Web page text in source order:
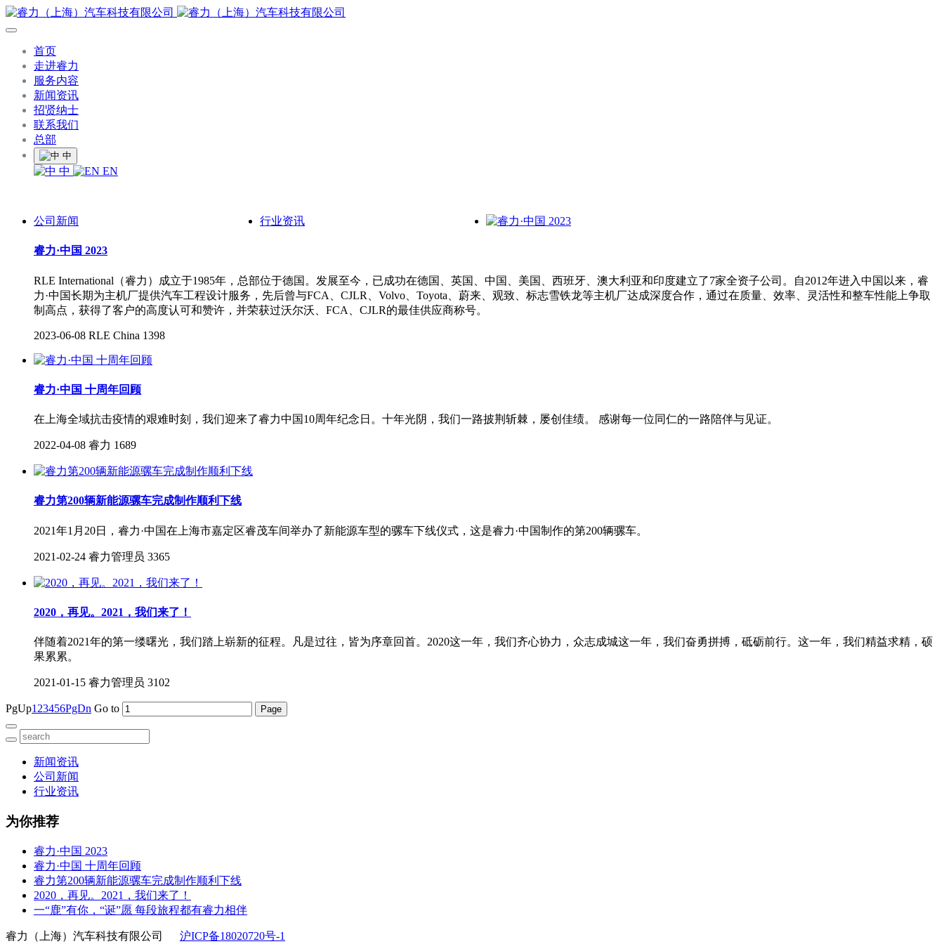
首页
走进睿力
服务内容
新闻资讯
招贤纳士
联系我们
总部
中
中 EN
公司新闻 行业资讯
睿力·中国 2023
RLE International（睿力）成立于1985年，总部位于德国。发展至今，已成功在德国、英国、中国、美国、西班牙、澳大利亚和印度建立了7家全资子公司。自2012年进入中国以来，睿
力·中国长期为主机厂提供汽车工程设计服务，先后曾与FCA、CJLR、Volvo、Toyota、蔚来、观致、标志雪铁龙等主机厂达成深度合作，通过在质量、效率、灵活性和整车性能上争取
制高点，获得了客户的高度认可和赞许，并荣获过沃尔沃、FCA、CJLR的最佳供应商称号。
2023-06-08 RLE China 1398
睿力·中国 十周年回顾
在上海全域抗击疫情的艰难时刻，我们迎来了睿力中国10周年纪念日。十年光阴，我们一路披荆斩棘，屡创佳绩。 感谢每一位同仁的一路陪伴与见证。
2022-04-08 睿力 1689
睿力第200辆新能源骡车完成制作顺利下线
2021年1月20日，睿力·中国在上海市嘉定区睿茂车间举办了新能源车型的骡车下线仪式，这是睿力·中国制作的第200辆骡车。
2021-02-24 睿力管理员 3365
2020，再见。2021，我们来了！
伴随着2021年的第一缕曙光，我们踏上崭新的征程。​凡是过往，皆为序章回首。2020这一年，我们齐心协力，众志成城这一年，我们奋勇拼搏，砥砺前行。这一年，我们精益求精，硕
果累累。
2021-01-15 睿力管理员 3102
PgUp1 23456PgDn Go to
新闻资讯
公司新闻
行业资讯
为你推荐
睿力·中国 2023
睿力·中国 十周年回顾
睿力第200辆新能源骡车完成制作顺利下线
2020，再见。2021，我们来了！
一“鹿”有你，“诞”愿 每段旅程都有睿力相伴
睿力（上海）汽车科技有限公司 沪ICP备18020720号-1